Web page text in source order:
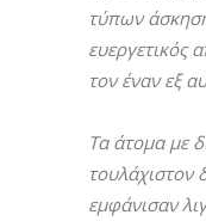
τύπων
ευεργετικός
τον έναν εξ
Τα άτομα με
τουλάχιστον
εμφάνισαν